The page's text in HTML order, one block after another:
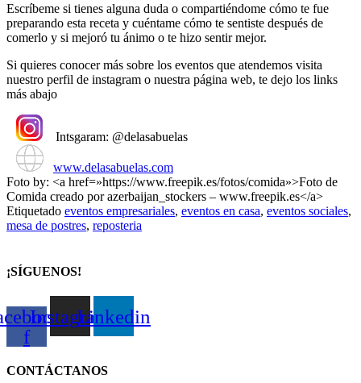
Escríbeme si tienes alguna duda o compartiéndome cómo te fue
preparando esta receta y cuéntame cómo te sentiste después de
comerlo y si mejoró tu ánimo o te hizo sentir mejor.
Si quieres conocer más sobre los eventos que atendemos visita
nuestro perfil de instagram o nuestra página web, te dejo los links
más abajo
Intsgaram: @delasabuelas
www.delasabuelas.com
Foto by: <a href=»https://www.freepik.es/fotos/comida»>Foto de
Comida creado por azerbaijan_stockers – www.freepik.es</a>
Etiquetado eventos empresariales, eventos en casa, eventos sociales,
mesa de postres, reposteria
¡SÍGUENOS!
f
InstagramLinkedin
CONTÁCTANOS